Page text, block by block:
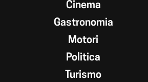
Cinema
Gastronomia
Motori
Politica
Turismo